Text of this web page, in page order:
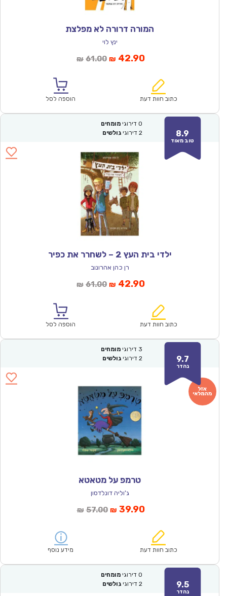
המורה דרורה לא מפלצת
ינץ לוי
₪ 61.00המחיר
₪61.00.
₪ 42.90המחיר
הוא:
כתוב חוות דעת הוספה לסל
8.9
טוב מאוד
0 דירוגי מומחים
2 דירוגי גולשים
ילדי בית העץ 2 – לשחרר את כפיר
רן כהן אהרונוב
₪ 61.00המחיר
₪61.00.
₪ 42.90המחיר
הוא:
כתוב חוות דעת הוספה לסל
9.7
נהדר
3 דירוגי מומחים
2 דירוגי גולשים
טרמפ על מטאטא
ג'וליה דונלדסון
₪ 57.00המחיר
₪57.00.
₪ 39.90המחיר
הוא:
כתוב חוות דעת מידע נוסף
9.5
נהדר
0 דירוגי מומחים
2 דירוגי גולשים